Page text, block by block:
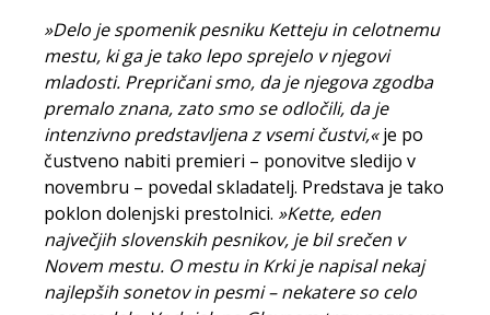
»Delo je spomenik pesniku Ketteju in celotnemu
mestu, ki ga je tako lepo sprejelo v njegovi
mladosti. Prepričani smo, da je njegova zgodba
premalo znana, zato smo se odločili, da je
intenzivno predstavljena z vsemi čustvi,«je po
čustveno nabiti premieri – ponovitve sledijo v
novembru – povedal skladatelj. Predstava je tako
poklon dolenjski prestolnici. »Kette, eden
največjih slovenskih pesnikov, je bil srečen v
Novem mestu. O mestu in Krki je napisal nekaj
najlepših sonetov in pesmi – nekatere so celo